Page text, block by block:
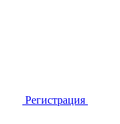
Регистрация